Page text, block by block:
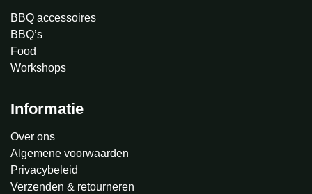
BBQ accessoires
BBQ’s
Food
Workshops
Informatie
Over ons
Algemene voorwaarden
Privacybeleid
Verzenden & retourneren